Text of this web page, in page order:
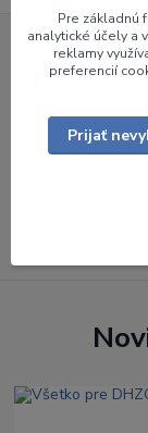
Už 24
Viac ako
Cez
Pre základnú
analytické účely a
reklamy
preferencií
Prijať